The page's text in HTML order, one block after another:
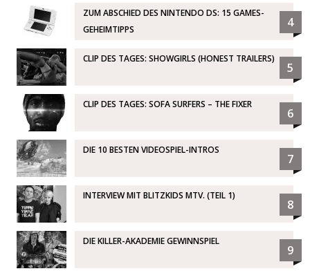
ZUM ABSCHIED DES NINTENDO DS: 15 GAMES-
GEHEIMTIPPS
4
CLIP DES TAGES: SHOWGIRLS (HONEST TRAILERS)
5
CLIP DES TAGES: SOFA SURFERS – THE FIXER
6
DIE 10 BESTEN VIDEOSPIEL-INTROS
7
INTERVIEW MIT BLITZKIDS MTV. (TEIL 1)
8
DIE KILLER-AKADEMIE GEWINNSPIEL
9